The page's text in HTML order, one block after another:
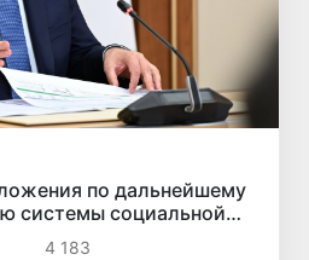
по дальнейшему
системы социальной
4 183